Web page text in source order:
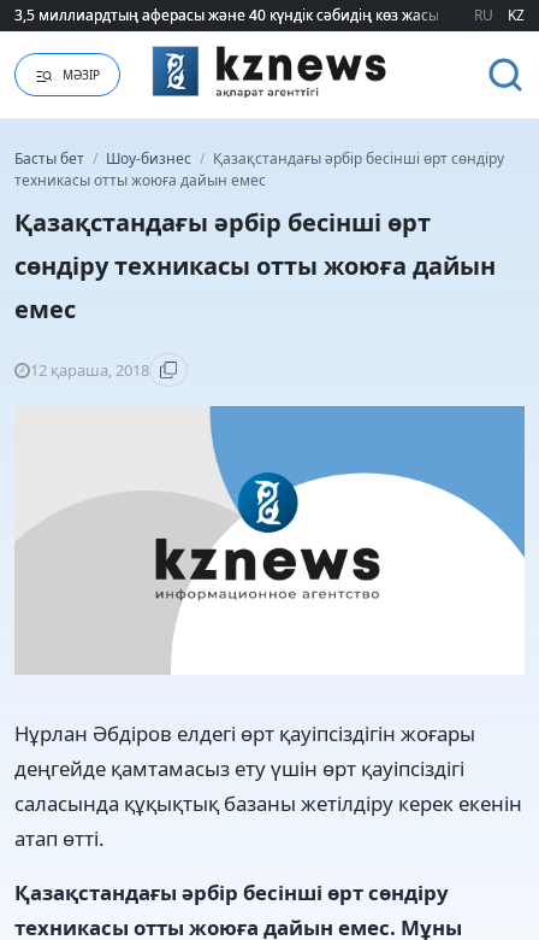
3,5 миллиардтың аферасы және 40 күндік сәбидің көз жасы:
3,5 миллиардтың аферасы және 40 күндік сәбидің көз жасы: RU KZ
МӘЗІР
Басты бет / Шоу-бизнес / Қазақстандағы әрбір бесінші өрт сөндіру
техникасы отты жоюға дайын емес
Қазақстандағы әрбір бесінші өрт
сөндіру техникасы отты жоюға дайын
емес
12 қараша, 2018
Нұрлан Әбдіров елдегі өрт қауіпсіздігін жоғары
деңгейде қамтамасыз ету үшін өрт қауіпсіздігі
саласында құқықтық базаны жетілдіру керек екенін
атап өтті.
Қазақстандағы әрбір бесінші өрт сөндіру
техникасы отты жоюға дайын емес. Мұны